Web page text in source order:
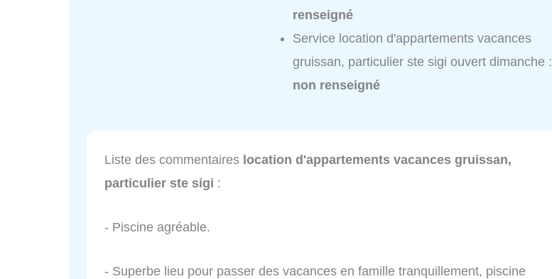
renseigné
Service location d'appartements vacances
gruissan, particulier ste sigi ouvert dimanche :
non renseigné
Liste des commentaires location d'appartements vacances gruissan,
particulier ste sigi :
- Piscine agréable.
- Superbe lieu pour passer des vacances en famille tranquillement, piscine